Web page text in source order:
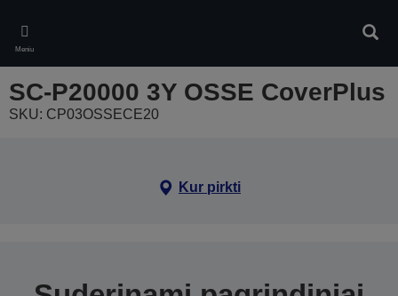
main
content
Meniu
SC-P20000 3Y OSSE CoverPlus
SKU: CP03OSSECE20
Kur pirkti